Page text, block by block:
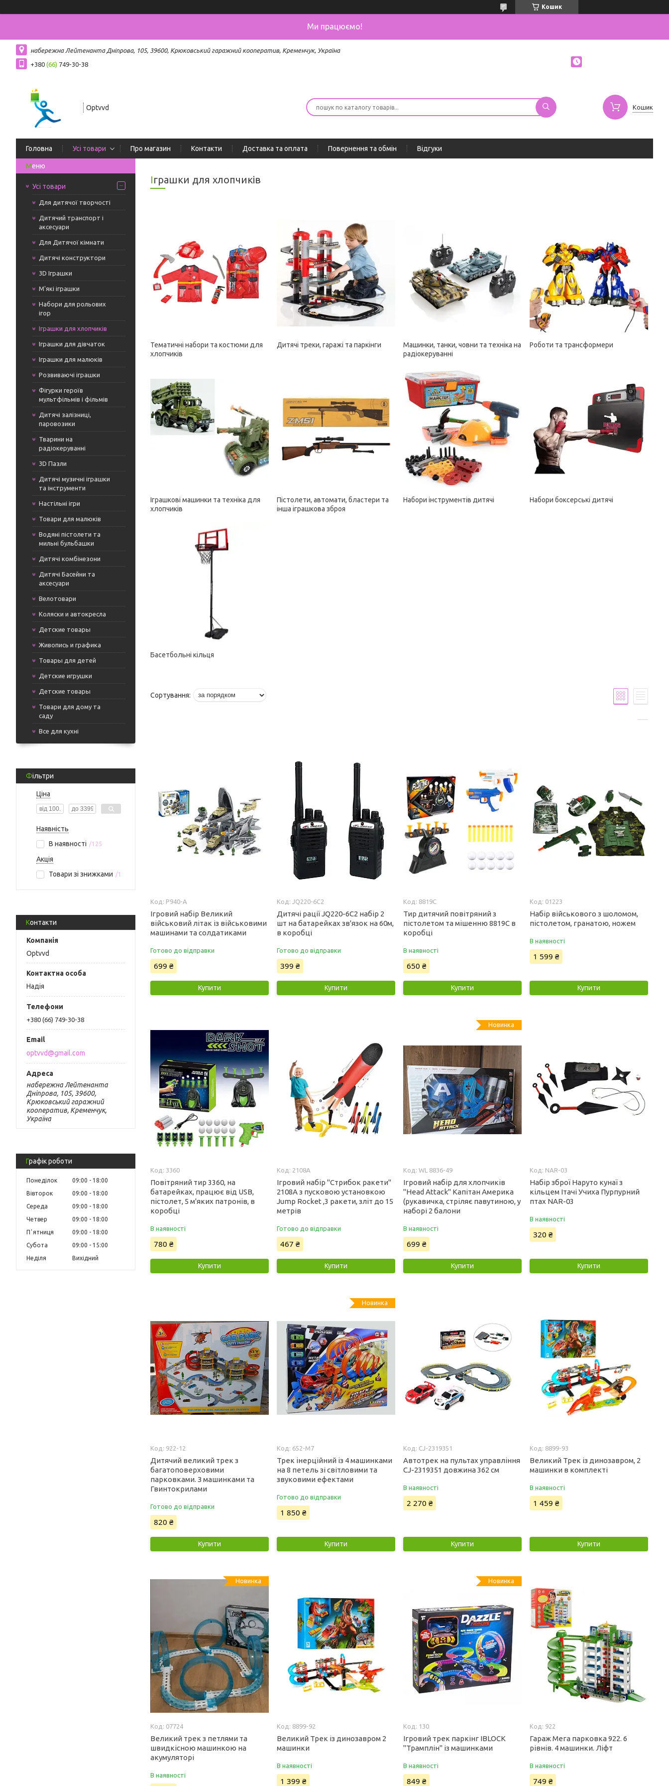
Кошик
Ми працюємо!
набережна Лейтенанта Дніпрова, 105, 39600, Крюковський гаражний кооператив, Кременчук, Україна
+380 (66) 749-30-38
Optvvd Кошик
Головна Усі товари Про магазин Контакти Доставка та оплата Повернення та обмін Відгуки
Усі товари
Для дитячої творчості
Дитячий транспорт і
аксесуари
Для Дитячої кімнати
Дитячі конструктори
3D Іграшки
М'які іграшки
Набори для рольових
ігор
Іграшки для хлопчиків
Іграшки для дівчаток
Іграшки для малюків
Розвиваючі іграшки
Фігурки героїв
мультфільмів і фільмів
Дитячі залізниці,
паровозики
Тварини на
радіокеруванні
3D Пазли
Дитячі музичні іграшки
та інструменти
Настільні ігри
Товари для малюків
Водяні пістолети та
мильні бульбашки
Дитячі комбінезони
Дитячі Басейни та
аксесуари
Велотовари
Коляски и автокресла
Детские товары
Живопись и графика
Товары для детей
Детские игрушки
Детские товары
Товари для дому та
саду
Все для кухні
Фільтри
Ціна
Наявність
В наявності
125
Акція
Товари зі знижками
1
Контакти
Optvvd
Надія
+380 (66) 749-30-38
optvvd@gmail.com
набережна Лейтенанта
Дніпрова, 105, 39600,
Крюковський гаражний
кооператив, Кременчук,
Україна
Графік роботи
Понеділок 09:00
18:00
Вівторок
09:00
18:00
Середа
09:00
18:00
Четвер
09:00
18:00
Пʼятниця
09:00
18:00
Субота
09:00
15:00
Неділя
Вихідний
Іграшки для хлопчиків
Тематичні набори та костюми для
хлопчиків
Дитячі треки, гаражі та паркінги
Машинки, танки, човни та техніка на
радіокеруванні
Роботи та трансформери
Іграшкові машинки та техніка для
хлопчиків
Пістолети, автомати, бластери та
інша іграшкова зброя
Набори інструментів дитячі Набори боксерські дитячі
Басетбольні кільця
P940-A
Ігровий набір Великий
військовий літак із військовими
машинами та солдатиками
Готово до відправки
699 ₴
Купити
JQ220-6C2
Дитячі рації JQ220-6C2 набір 2
шт на батарейках зв'язок на 60м,
в коробці
Готово до відправки
399 ₴
Купити
8819C
Тир дитячий повітряний з
пістолетом та мішенню 8819C в
коробці
В наявності
650 ₴
Купити
01223
Набір військового з шоломом,
пістолетом, гранатою, ножем
В наявності
1 599 ₴
Купити
3360
Повітряний тир 3360, на
батарейках, працює від USB,
пістолет, 5 м'яких патронів, в
коробці
В наявності
780 ₴
Купити
2108A
Ігровий набір "Стрибок ракети"
2108A з пусковою установкою
Jump Rocket ,3 ракети, зліт до 15
метрів
Готово до відправки
467 ₴
Купити
Новинка
WL 8836-49
Ігровий набір для хлопчиків
"Head Attack" Капітан Америка
(рукавичка, стріляє павутиною, у
наборі 2 балони
В наявності
699 ₴
Купити
NAR-03
Набір зброї Наруто кунаї з
кільцем Ітачі Учиха Пурпурний
птах NAR-03
В наявності
320 ₴
Купити
922-12
Дитячий великий трек з
багатоповерховими
парковками. З машинками та
Гвинтокрилами
Готово до відправки
820 ₴
Купити
Новинка
652-M7
Трек інерційний із 4 машинками
на 8 петель зі світловими та
звуковими ефектами
Готово до відправки
1 850 ₴
Купити
CJ-2319351
Автотрек на пультах управління
CJ-2319351 довжина 362 см
В наявності
2 270 ₴
Купити
8899-93
Великий Трек із динозавром, 2
машинки в комплекті
В наявності
1 459 ₴
Купити
Новинка
07724
Великий трек з петлями та
швидкісною машинкою на
акумуляторі
В наявності
8899-92
Великий Трек із динозавром 2
машинки
В наявності
1 399 ₴
Новинка
130
Ігровий трек паркінг IBLOCK
"Трамплін" із машинками
В наявності
849 ₴
922
Гараж Мега парковка 922. 6
рівнів. 4 машинки. Ліфт
В наявності
749 ₴